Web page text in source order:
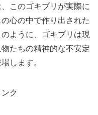
このゴキブリが実際に
心の中で作り出された
ように、ゴキブリは現
たちの精神的な不安定
します。
ク